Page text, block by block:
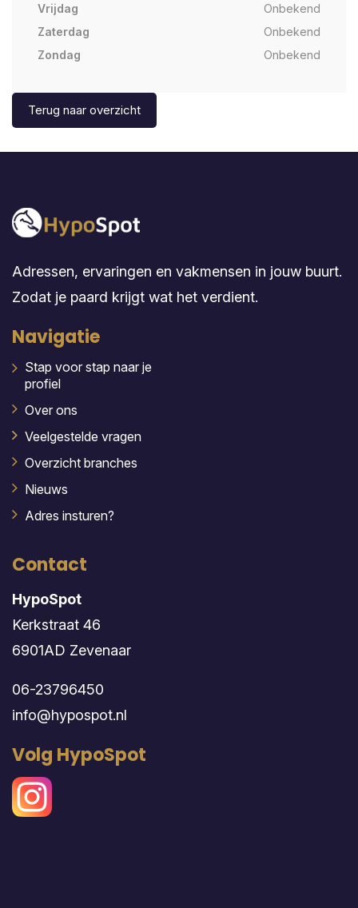
Vrijdag
Onbekend
Zaterdag
Onbekend
Zondag
Onbekend
Terug naar overzicht
Adressen, ervaringen en vakmensen in jouw buurt.
Zodat je paard krijgt wat het verdient.
Navigatie
Stap voor stap naar je
profiel
Over ons
Veelgestelde vragen
Overzicht branches
Nieuws
Adres insturen?
Contact
HypoSpot
Kerkstraat 46
6901AD Zevenaar
06-23796450
info@hypospot.nl
Volg HypoSpot